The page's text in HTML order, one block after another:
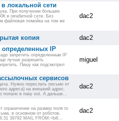
локальной сети
При получении больших
в гигабитной сети. Без
файловая помойка на том же
dac2
копия dac2
определенных IP
запретить определенным IP
лучше разрешить
Пишу как подсмотрел
miguel
сервисов
Нужно переслать письмо от
адреса) на внешний адрес.
попало в паку out. А дальше...
dac2
ограничение на размер поля to
в основном от роботов,
39792 MAIL FROM:<bill...
dac2